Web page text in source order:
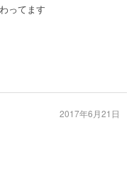
ってます
2017年6月21日